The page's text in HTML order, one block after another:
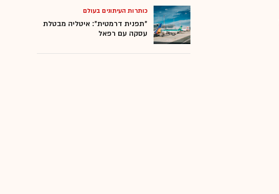
כותרות העיתונים בעולם
"תפנית דרמטית": איטליה מבטלת
עסקה עם רפאל